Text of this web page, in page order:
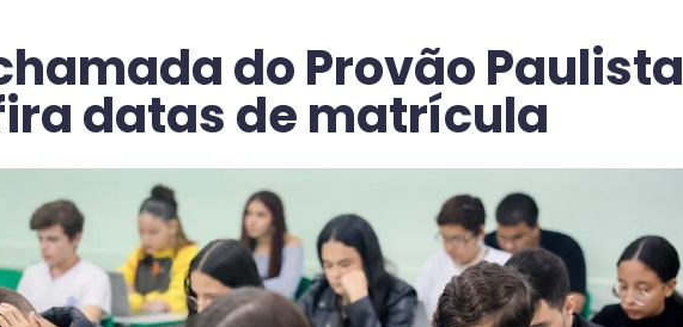
do Provão Paulista
datas de matrícula